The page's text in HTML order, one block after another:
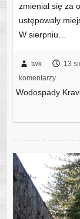
zmieniał się za
ustępowały
W sierpniu…
twk 13
komentarzy
Wodospady